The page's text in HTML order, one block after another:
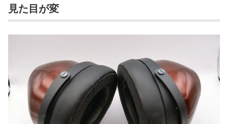
見た目が変